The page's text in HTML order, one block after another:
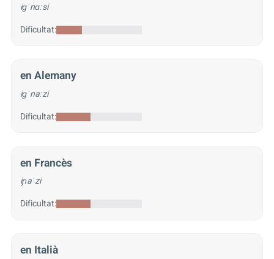
iɡˈnɑːsi
Dificultat:
en Alemany
iɡˈnaːzi
Dificultat:
en Francès
iɲaˈzi
Dificultat:
en Italià